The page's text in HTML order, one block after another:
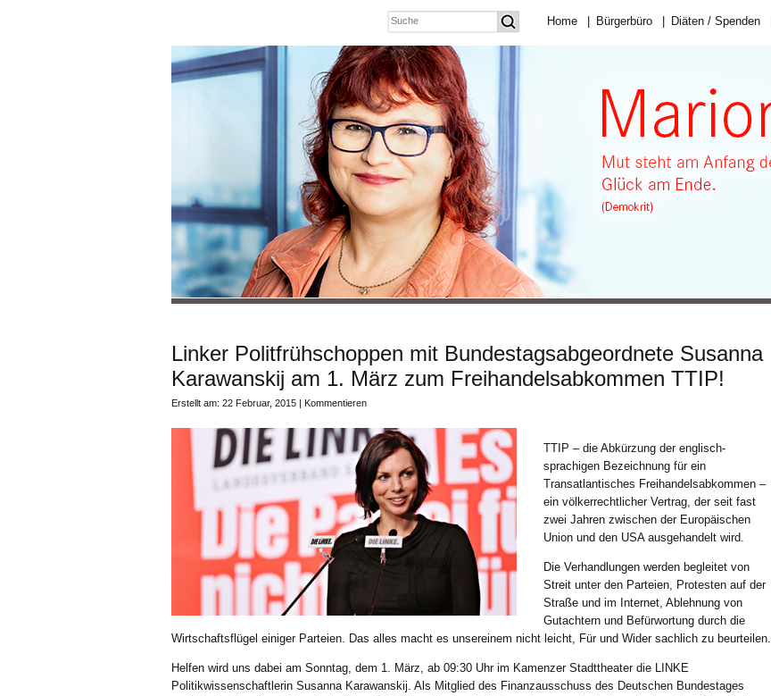
Home Bürgerbüro Diäten / Spenden
Linker Politfrühschoppen mit Bundestagsabgeordnete Susanna
Karawanskij am 1. März zum Freihandelsabkommen TTIP!
Erstellt am: 22 Februar, 2015 | Kommentieren
TTIP – die Abkürzung der englisch-
sprachigen Bezeichnung für ein
Transatlantisches Freihandelsabkommen –
ein völkerrechtlicher Vertrag, der seit fast
zwei Jahren zwischen der Europäischen
Union und den USA ausgehandelt wird.
Die Verhandlungen werden begleitet von
Streit unter den Parteien, Protesten auf der
Straße und im Internet, Ablehnung von
Gutachtern und Befürwortung durch die
Wirtschaftsflügel einiger Parteien. Das alles macht es unsereinem nicht leicht, Für und Wider sachlich zu beurteilen.
Helfen wird uns dabei am Sonntag, dem 1. März, ab 09:30 Uhr im Kamenzer Stadttheater die LINKE
Politikwissenschaftlerin Susanna Karawanskij. Als Mitglied des Finanzausschuss des Deutschen Bundestages